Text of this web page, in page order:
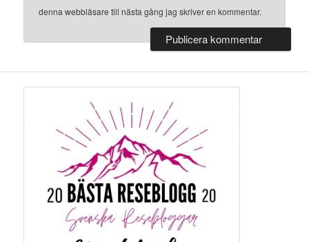
denna webbläsare till nästa gång jag skriver en kommentar.